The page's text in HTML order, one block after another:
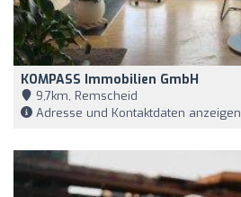
KOMPASS Immobilien GmbH
9,7km, Remscheid
Adresse und Kontaktdaten anzeigen